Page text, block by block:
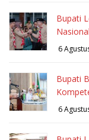
Bupati
Nasional
6
Bupati
6